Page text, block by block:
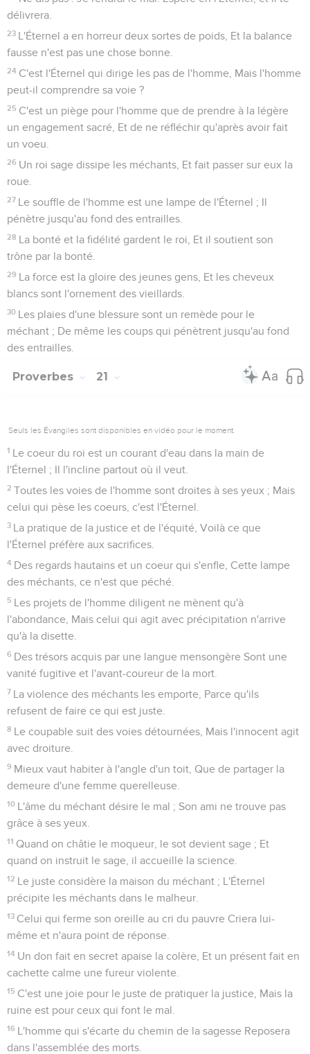
délivrera.
23 L'Éternel a en horreur deux sortes de poids, Et la balance
fausse n'est pas une chose bonne.
24 C'est l'Éternel qui dirige les pas de l'homme, Mais l'homme
peut-il comprendre sa voie ?
25 C'est un piège pour l'homme que de prendre à la légère
un engagement sacré, Et de ne réfléchir qu'après avoir fait
un voeu.
26 Un roi sage dissipe les méchants, Et fait passer sur eux la
roue.
27 Le souffle de l'homme est une lampe de l'Éternel ; Il
pénètre jusqu'au fond des entrailles.
28 La bonté et la fidélité gardent le roi, Et il soutient son
trône par la bonté.
29 La force est la gloire des jeunes gens, Et les cheveux
blancs sont l'ornement des vieillards.
30 Les plaies d'une blessure sont un remède pour le
méchant ; De même les coups qui pénètrent jusqu'au fond
des entrailles.
Proverbes 21
Seuls les Évangiles sont disponibles en vidéo pour le moment.
1 Le coeur du roi est un courant d'eau dans la main de
l'Éternel ; Il l'incline partout où il veut.
2 Toutes les voies de l'homme sont droites à ses yeux ; Mais
celui qui pèse les coeurs, c'est l'Éternel.
3 La pratique de la justice et de l'équité, Voilà ce que
l'Éternel préfère aux sacrifices.
4 Des regards hautains et un coeur qui s'enfle, Cette lampe
des méchants, ce n'est que péché.
5 Les projets de l'homme diligent ne mènent qu'à
l'abondance, Mais celui qui agit avec précipitation n'arrive
qu'à la disette.
6 Des trésors acquis par une langue mensongère Sont une
vanité fugitive et l'avant-coureur de la mort.
7 La violence des méchants les emporte, Parce qu'ils
refusent de faire ce qui est juste.
8 Le coupable suit des voies détournées, Mais l'innocent agit
avec droiture.
9 Mieux vaut habiter à l'angle d'un toit, Que de partager la
demeure d'une femme querelleuse.
10 L'âme du méchant désire le mal ; Son ami ne trouve pas
grâce à ses yeux.
11 Quand on châtie le moqueur, le sot devient sage ; Et
quand on instruit le sage, il accueille la science.
12 Le juste considère la maison du méchant ; L'Éternel
précipite les méchants dans le malheur.
13 Celui qui ferme son oreille au cri du pauvre Criera lui-
même et n'aura point de réponse.
14 Un don fait en secret apaise la colère, Et un présent fait en
cachette calme une fureur violente.
15 C'est une joie pour le juste de pratiquer la justice, Mais la
ruine est pour ceux qui font le mal.
16 L'homme qui s'écarte du chemin de la sagesse Reposera
dans l'assemblée des morts.